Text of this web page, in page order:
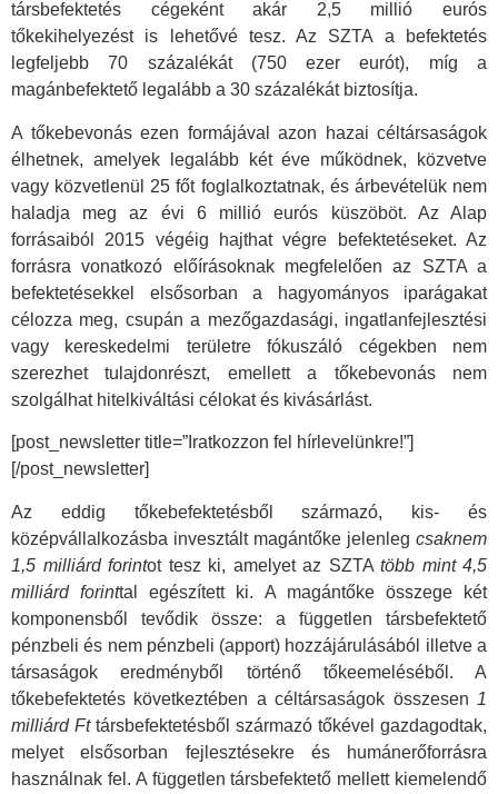
társbefektetés cégeként akár 2,5 millió eurós
tőkekihelyezést is lehetővé tesz. Az SZTA a befektetés
legfeljebb 70 százalékát (750 ezer eurót), míg a
magánbefektető legalább a 30 százalékát biztosítja.
A tőkebevonás ezen formájával azon hazai céltársaságok
élhetnek, amelyek legalább két éve működnek, közvetve
vagy közvetlenül 25 főt foglalkoztatnak, és árbevételük nem
haladja meg az évi 6 millió eurós küszöböt. Az Alap
forrásaiból 2015 végéig hajthat végre befektetéseket. Az
forrásra vonatkozó előírásoknak megfelelően az SZTA a
befektetésekkel elsősorban a hagyományos iparágakat
célozza meg, csupán a mezőgazdasági, ingatlanfejlesztési
vagy kereskedelmi területre fókuszáló cégekben nem
szerezhet tulajdonrészt, emellett a tőkebevonás nem
szolgálhat hitelkiváltási célokat és kivásárlást.
[post_newsletter title=”Iratkozzon fel hírlevelünkre!”]
[/post_newsletter]
Az eddig tőkebefektetésből származó, kis- és
középvállalkozásba invesztált magántőke jelenleg csaknem
1,5 milliárd forintot tesz ki, amelyet az SZTA több mint 4,5
milliárd forinttal egészített ki. A magántőke összege két
komponensből tevődik össze: a független társbefektető
pénzbeli és nem pénzbeli (apport) hozzájárulásából illetve a
társaságok eredményből történő tőkeemeléséből. A
tőkebefektetés következtében a céltársaságok összesen 1
milliárd Fttársbefektetésből származó tőkével gazdagodtak,
melyet elsősorban fejlesztésekre és humánerőforrásra
használnak fel. A független társbefektető mellett kiemelendő